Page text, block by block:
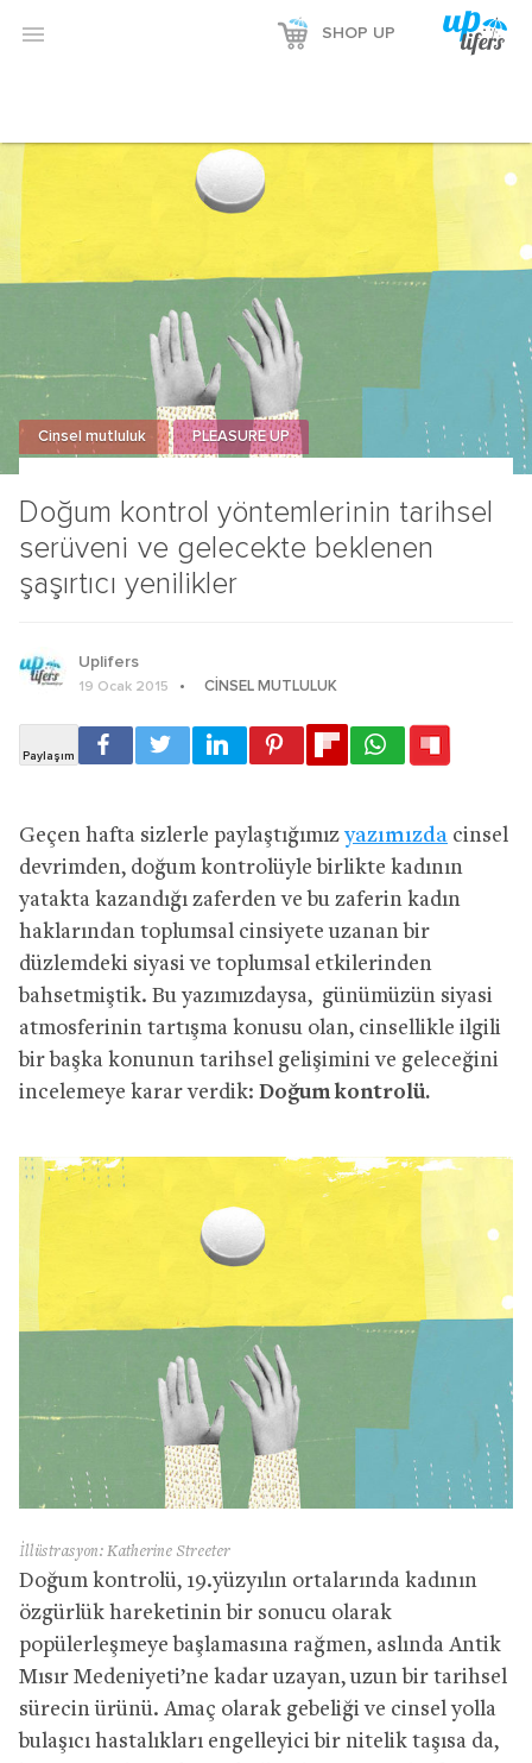
Reklamı Göster
Reklamı Gizle
 SHOP UP
Doğum kontrol yöntemlerinin tarihsel
serüveni ve gelecekte beklenen
şaşırtıcı yenilikler
Cinsel mutluluk PLEASURE UP
Uplifers
19 Ocak 2015 CINSEL MUTLULUK
Geçen hafta sizlerle paylaştığımız yazımızda cinsel
devrimden, doğum kontrolüyle birlikte kadının
yatakta kazandığı zaferden ve bu zaferin kadın
haklarından toplumsal cinsiyete uzanan bir
düzlemdeki siyasi ve toplumsal etkilerinden
bahsetmiştik. Bu yazımızdaysa, günümüzün siyasi
atmosferinin tartışma konusu olan, cinsellikle ilgili
bir başka konunun tarihsel gelişimini ve geleceğini
incelemeye karar verdik: Doğum kontrolü.
İllüstrasyon: Katherine Streeter
Doğum kontrolü, 19.yüzyılın ortalarında kadının
özgürlük hareketinin bir sonucu olarak
popülerleşmeye başlamasına rağmen, aslında Antik
Mısır Medeniyeti’ne kadar uzayan, uzun bir tarihsel
sürecin ürünü. Amaç olarak gebeliği ve cinsel yolla
bulaşıcı hastalıkları engelleyici bir nitelik taşısa da,